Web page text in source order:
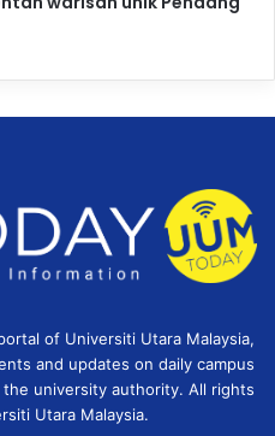
of Universiti Utara Malaysia,
and updates on daily campus
university authority. All rights
Utara Malaysia.